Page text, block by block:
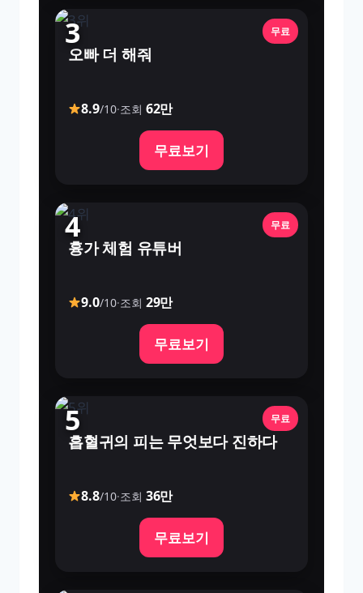
3 무료
오빠 더 해줘
8.9/10·조회 62만
무료보기
4 무료
흉가 체험 유튜버
9.0/10·조회 29만
무료보기
5 무료
흡혈귀의 피는 무엇보다 진하다
8.8/10·조회 36만
무료보기